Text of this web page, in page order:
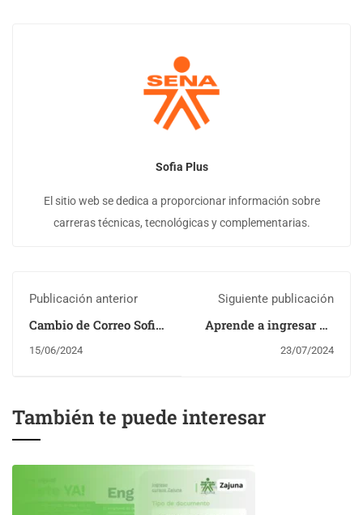
Sofia Plus
El sitio web se dedica a proporcionar información sobre
carreras técnicas, tecnológicas y complementarias.
Publicación anterior
Cambio de Correo Sofia
15/06/2024
Siguiente publicación
Aprende a ingresar en
23/07/2024
También te puede interesar